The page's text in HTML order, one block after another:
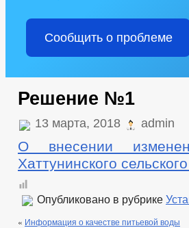
Сообщить о проблеме
Решение №1
13 марта, 2018 admin
О внесении
Хаттунинского
Опубликовано в рубрике
« Информация о качестве питьевой воды